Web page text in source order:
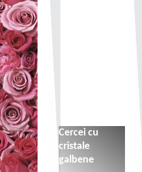
Cercei cu
cristale
galbene